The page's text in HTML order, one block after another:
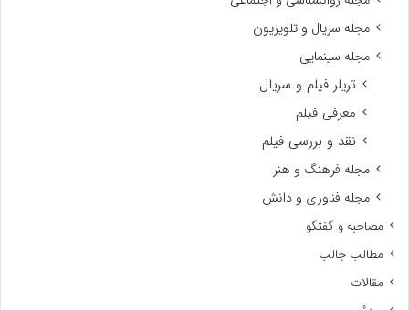
مجله سریال و تلویزیون
مجله سینمایی
تریلر فیلم و سریال
معرفی فیلم
نقد و بررسی فیلم
مجله فرهنگ و هنر
مجله فناوری و دانش
مصاحبه و گفتگو
مطالب جالب
مقالات